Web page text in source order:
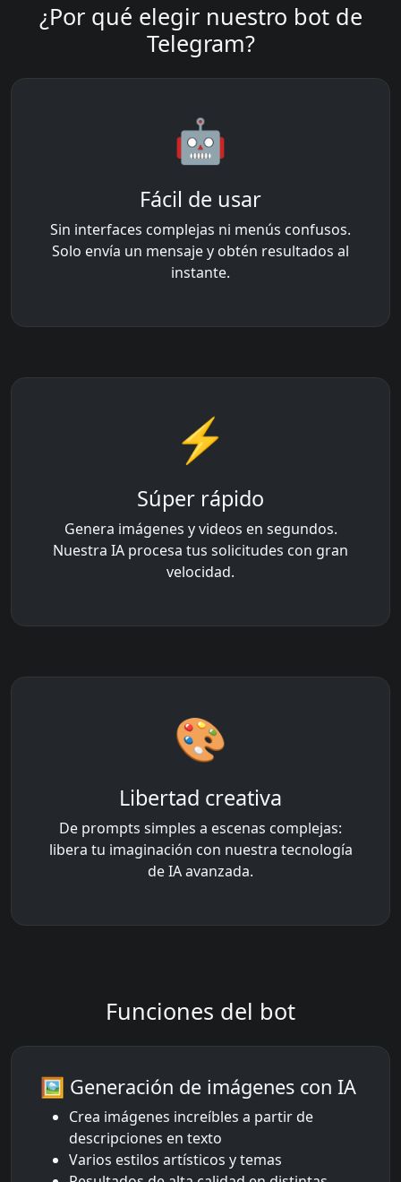
¿Por qué elegir nuestro bot de
Telegram?
🤖
Fácil de usar
Sin interfaces complejas ni menús confusos.
Solo envía un mensaje y obtén resultados al
instante.
⚡
Súper rápido
Genera imágenes y videos en segundos.
Nuestra IA procesa tus solicitudes con gran
velocidad.
🎨
Libertad creativa
De prompts simples a escenas complejas:
libera tu imaginación con nuestra tecnología
de IA avanzada.
Funciones del bot
🖼️ Generación de imágenes con IA
Crea imágenes increíbles a partir de
descripciones en texto
Varios estilos artísticos y temas